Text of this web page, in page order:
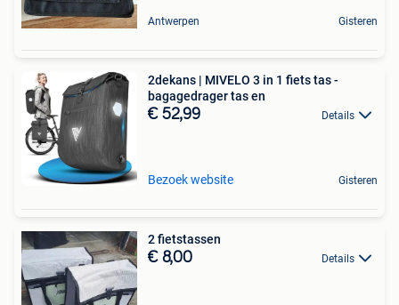
Antwerpen Gisteren
2dekans | MIVELO 3 in 1 fiets tas -
bagagedrager tas en
€ 52,99 Details
Bezoek website Gisteren
2 fietstassen
€ 8,00 Details